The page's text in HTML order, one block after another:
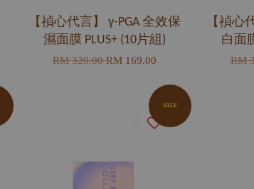
【禎心代言】 γ-PGA 全效保
濕面膜 PLUS+ (10片組)
RM 320.00RM 169.00
【禎心
白面
RM
SALE